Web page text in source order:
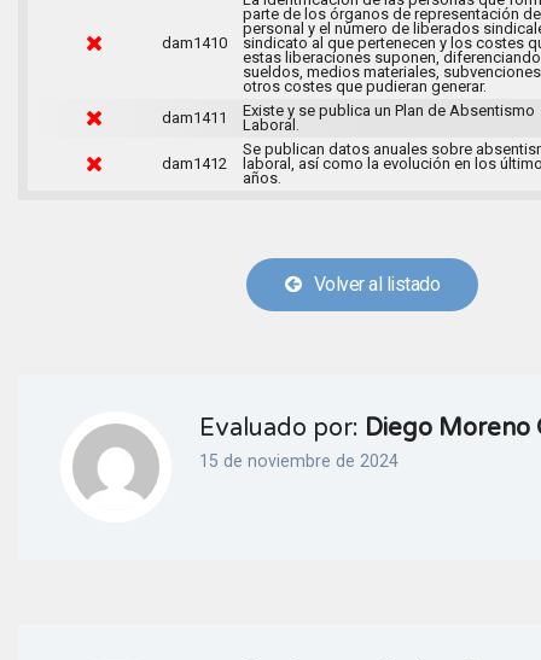
dam1410
parte de los órganos de representación
personal y el número de liberados
sindicato al que pertenecen y los costes
estas liberaciones suponen, diferenciando
sueldos, medios materiales,
otros costes que pudieran generar.
dam1411
Existe y se publica un Plan de Absentismo
Laboral.
dam1412
Se publican datos anuales sobre
laboral, así como la evolución en los
años.
Volver al listado
Evaluado por: Diego Moreno
15 de noviembre de 2024